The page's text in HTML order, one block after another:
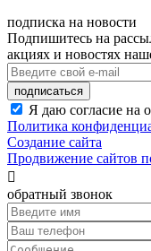
подписка на новости
Подпишитесь на
акциях и новостях
подписаться
Я даю согласие на
Политика
Создание сайта
Продвижение сайтов

обратный звонок